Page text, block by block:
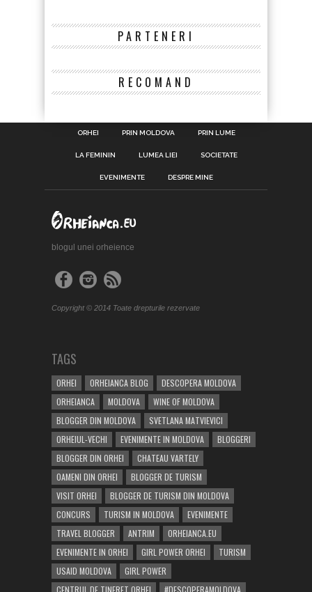
PARTENERI
RECOMAND
ORHEI PRIN MOLDOVA PRIN LUME
LA FEMININ LUMEA LIEI SOCIETATE
EVENIMENTE DESPRE MINE
blogul unei orheience
Copyright © 2014 Toate drepturile rezervate
TAGS
ORHEI ORHEIANCA BLOG
DESCOPERA MOLDOVA
ORHEIANCA
MOLDOVA
WINE OF MOLDOVA
BLOGGER DIN MOLDOVA
SVETLANA MATVIEVICI
ORHEIUL-VECHI
EVENIMENTE IN MOLDOVA
BLOGGERI
BLOGGER DIN ORHEI
CHATEAU VARTELY
OAMENI DIN ORHEI
BLOGGER DE TURISM
VISIT ORHEI
BLOGGER DE TURISM DIN MOLDOVA
CONCURS
TURISM IN MOLDOVA
EVENIMENTE
TRAVEL BLOGGER
ANTRIM
ORHEIANCA.EU
EVENIMENTE IN ORHEI
GIRL POWER ORHEI
TURISM
USAID MOLDOVA
GIRL POWER